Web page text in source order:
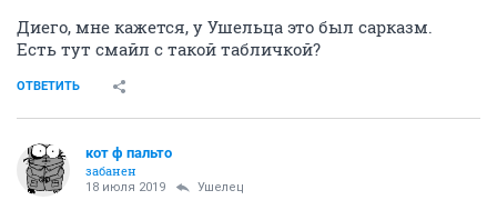
Диего, мне кажется, у Ушельца это был сарказм.
Есть тут смайл с такой табличкой?
ОТВЕТИТЬ
кот ф пальто
забанен
18 июля 2019 Ушелец